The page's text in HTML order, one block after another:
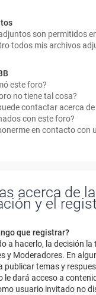
son permitidos
todos mis archivos
este foro?
no tiene tal cosa?
contactar acerca
con este foro?
en contacto con
acerca de la
y el
que registrar?
a hacerlo, la decisión la
y Moderadores. En
publicar temas y
le dará acceso a
usuario invitado no